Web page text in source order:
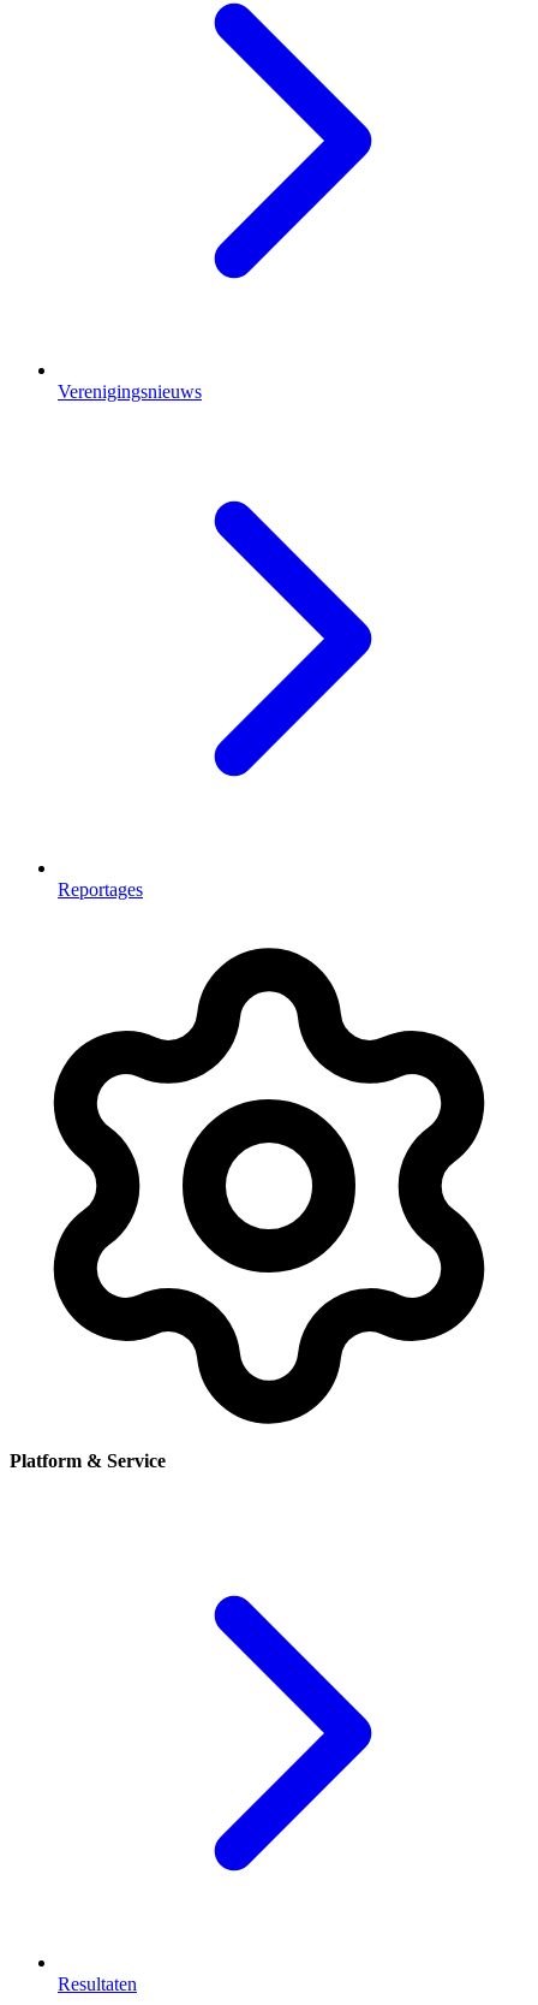
Verenigingsnieuws
Reportages
Platform & Service
Resultaten